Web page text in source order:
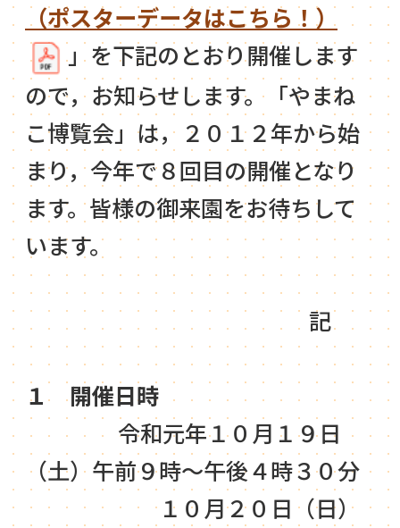
（ポスターデータはこちら！）
」を下記のとおり開催します
ので，お知らせします。「やまね
こ博覧会」は，２０１２年から始
まり，今年で８回目の開催となり
ます。皆様の御来園をお待ちして
います。
記
１ 開催日時
令和元年１０月１９日
（土）午前９時～午後４時３０分
１０月２０日（日）